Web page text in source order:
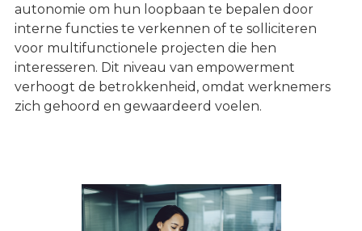
autonomie om hun loopbaan te bepalen door
interne functies te verkennen of te solliciteren
voor multifunctionele projecten die hen
interesseren. Dit niveau van empowerment
verhoogt de betrokkenheid, omdat werknemers
zich gehoord en gewaardeerd voelen.